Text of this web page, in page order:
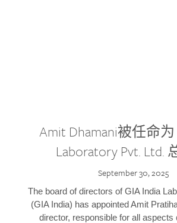
Amit Dhamani被任命为
Laboratory Pvt. Ltd.
September 30, 2025
The board of directors of GIA India
(GIA India) has appointed Amit
director, responsible for all aspects